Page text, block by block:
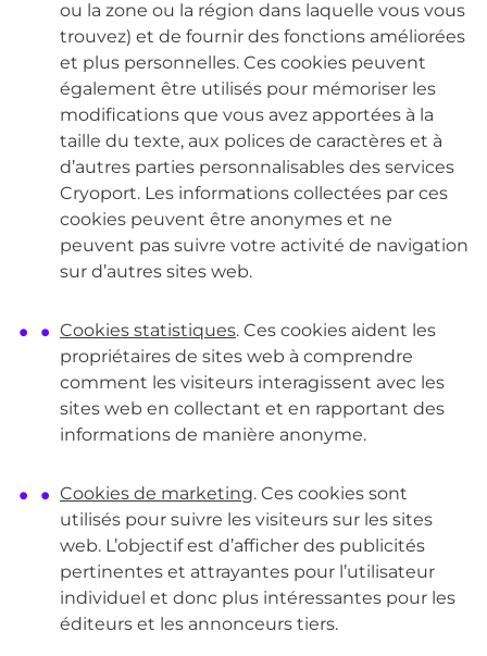
ou la zone ou la région dans laquelle vous vous
trouvez) et de fournir des fonctions améliorées
et plus personnelles. Ces cookies peuvent
également être utilisés pour mémoriser les
modifications que vous avez apportées à la
taille du texte, aux polices de caractères et à
d’autres parties personnalisables des services
Cryoport. Les informations collectées par ces
cookies peuvent être anonymes et ne
peuvent pas suivre votre activité de navigation
sur d’autres sites web.
Cookies statistiques. Ces cookies aident les
propriétaires de sites web à comprendre
comment les visiteurs interagissent avec les
sites web en collectant et en rapportant des
informations de manière anonyme.
Cookies de marketing. Ces cookies sont
utilisés pour suivre les visiteurs sur les sites
web. L’objectif est d’afficher des publicités
pertinentes et attrayantes pour l’utilisateur
individuel et donc plus intéressantes pour les
éditeurs et les annonceurs tiers.